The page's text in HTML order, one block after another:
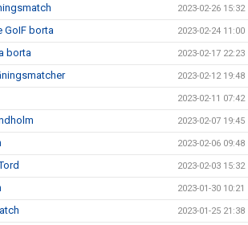
2023-02-26 15:32
GoIF borta 2023-02-24 11:00
borta 2023-02-17 22:23
2023-02-12 19:48
2023-02-11 07:42
2023-02-07 19:45
2023-02-06 09:48
2023-02-03 15:32
2023-01-30 10:21
2023-01-25 21:38